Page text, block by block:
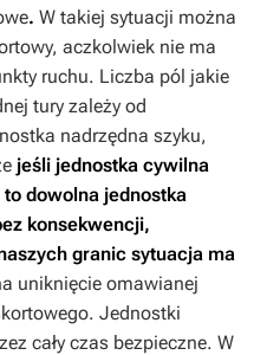
. W takiej sytuacji można
aczkolwiek nie ma
ruchu. Liczba pól jakie
tury zależy od
nadrzędna szyku,
jeśli jednostka cywilna
dowolna jednostka
konsekwencji,
granic sytuacja ma
uniknięcie omawianej
Jednostki
cały czas bezpieczne. W